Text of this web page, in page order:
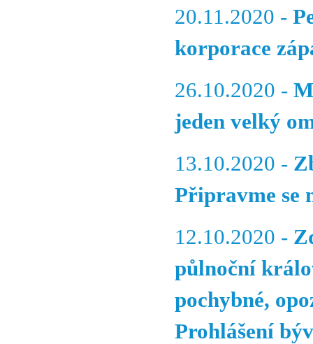
20.11.2020 -
korporace
26.10.2020 -
jeden velký
13.10.2020 -
Připravme se
12.10.2020 -
půlnoční
pochybné,
Prohlášení